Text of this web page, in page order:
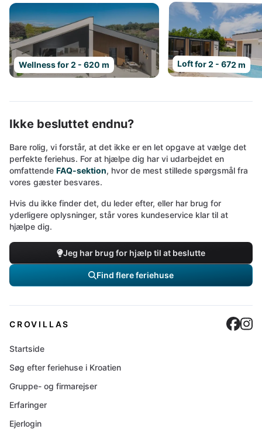
Wellness for 2 - 620 m Loft for 2 - 672 m
Ikke besluttet endnu?
Bare rolig, vi forstår, at det ikke er en let opgave at vælge det
perfekte feriehus. For at hjælpe dig har vi udarbejdet en
omfattende FAQ-sektion, hvor de mest stillede spørgsmål fra
vores gæster besvares.
Hvis du ikke finder det, du leder efter, eller har brug for
yderligere oplysninger, står vores kundeservice klar til at
hjælpe dig.
Jeg har brug for hjælp til at beslutte
Find flere feriehuse
CROVILLAS
Startside
Søg efter feriehuse i Kroatien
Gruppe- og firmarejser
Erfaringer
Ejerlogin